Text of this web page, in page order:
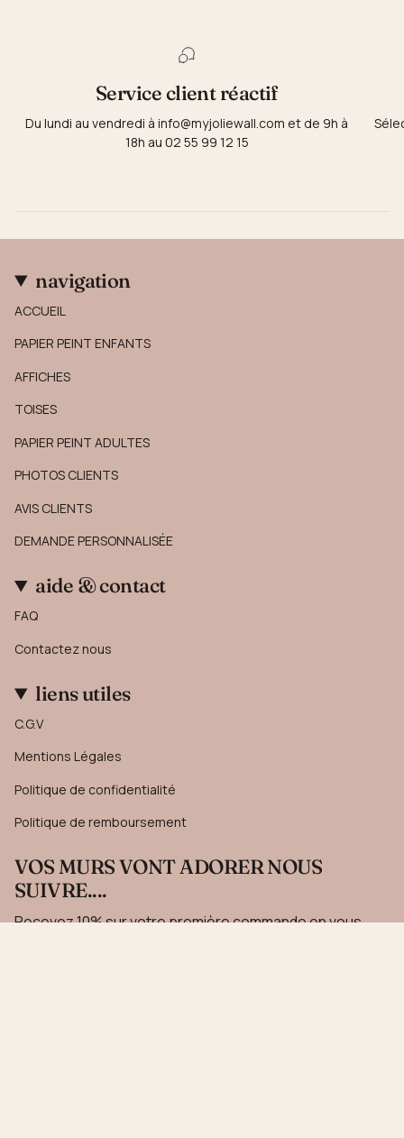
Service client réactif
Du lundi au vendredi à info@myjoliewall.com et de 9h à
18h au 02 55 99 12 15
navigation
ACCUEIL
PAPIER PEINT ENFANTS
AFFICHES
TOISES
PAPIER PEINT ADULTES
PHOTOS CLIENTS
AVIS CLIENTS
DEMANDE PERSONNALISÉE
aide & contact
FAQ
Contactez nous
liens utiles
C.G.V
Mentions Légales
Politique de confidentialité
Politique de remboursement
VOS MURS VONT ADORER NOUS
SUIVRE....
Recevez 10% sur votre première commande en vous